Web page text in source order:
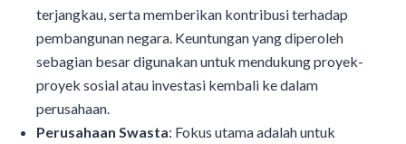
terjangkau, serta memberikan kontribusi terhadap
pembangunan negara. Keuntungan yang diperoleh
sebagian besar digunakan untuk mendukung proyek-
proyek sosial atau investasi kembali ke dalam
perusahaan.
Perusahaan Swasta: Fokus utama adalah untuk